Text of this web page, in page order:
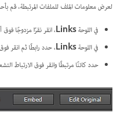
لعرض معلومات الملف للملفات المرتبطة، قم
في اللوحةLinks، انقر نقرًا مزدوجًا فوق
في اللوحةLinks، حدد رابطًا ثم انقر
حدد كائنًا مرتبطًا وانقر فوق الارتباط